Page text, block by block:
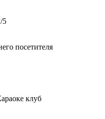
5
посетителя
клуб